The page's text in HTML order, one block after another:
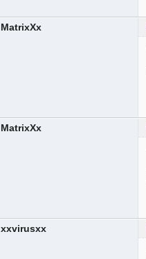
MatrixXx
MatrixXx
xxvirusxx